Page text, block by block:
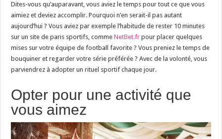
Dites-vous qu’auparavant, vous aviez le temps pour tout ce que vous
aimiez et deviez accomplir. Pourquoi n’en serait-il pas autant
aujourd’hui ? Vous aviez par exemple l’habitude de rester 10 minutes
sur un site de paris sportifs, commeNetBet.fr pour placer quelques
mises sur votre équipe de football favorite ? Vous preniez le temps de
bouquiner et regarder votre série préférée ? Avec de la volonté, vous
parviendrez à adopter un rituel sportif chaque jour.
Opter pour une activité que
vous aimez